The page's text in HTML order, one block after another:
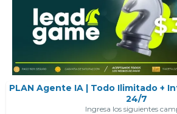
PLAN Agente IA | Todo Ilimitado +
24/7
Ingresa los siguientes